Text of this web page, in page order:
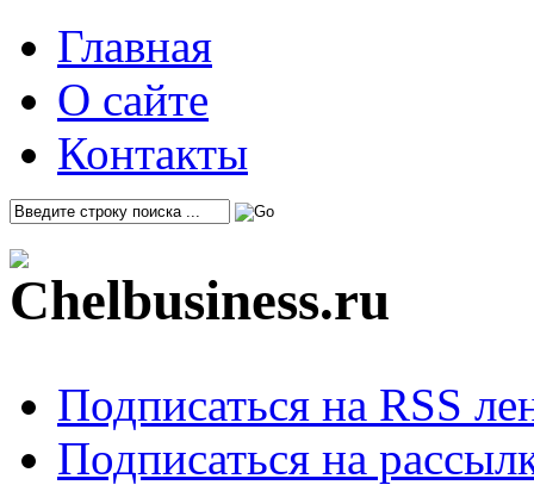
Главная
О сайте
Контакты
Подписаться на RSS
Подписаться на